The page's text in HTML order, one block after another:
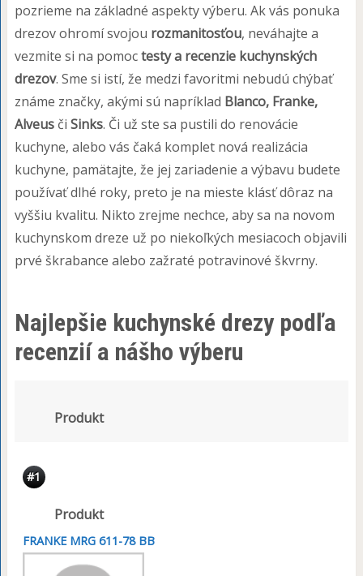
pozrieme na základné aspekty výberu. Ak vás ponuka
drezov ohromí svojou rozmanitosťou, neváhajte a
vezmite si na pomoctesty a recenzie kuchynských
drezov. Sme si istí, že medzi favoritmi nebudú chýbať
známe značky, akými sú napríklad Blanco, Franke,
Alveus či Sinks. Či už ste sa pustili do renovácie
kuchyne, alebo vás čaká komplet nová realizácia
kuchyne, pamätajte, že jej zariadenie a výbavu budete
používať dlhé roky, preto je na mieste klásť dôraz na
vyššiu kvalitu. Nikto zrejme nechce, aby sa na novom
kuchynskom dreze už po niekoľkých mesiacoch objavili
prvé škrabance alebo zažraté potravinové škvrny.
Najlepšie kuchynské drezy podľa
recenzií a nášho výberu
Produkt
#1
Produkt
FRANKE MRG 611-78 BB